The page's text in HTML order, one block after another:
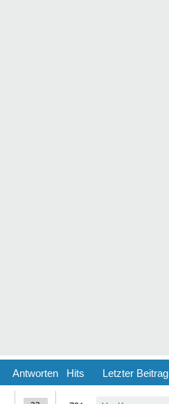
Hits
Antworten Letzter Beitrag